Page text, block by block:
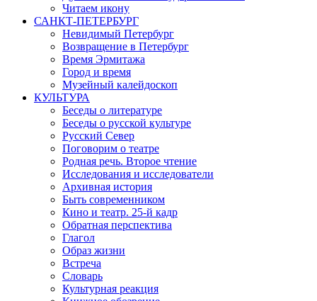
Читаем икону
САНКТ-ПЕТЕРБУРГ
Невидимый Петербург
Возвращение в Петербург
Время Эрмитажа
Город и время
Музейный калейдоскоп
КУЛЬТУРА
Беседы о литературе
Беседы о русской культуре
Русский Север
Поговорим о театре
Родная речь. Второе чтение
Исследования и исследователи
Архивная история
Быть современником
Кино и театр. 25-й кадр
Обратная перспектива
Глагол
Образ жизни
Встреча
Словарь
Культурная реакция